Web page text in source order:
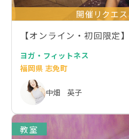
開催リクエ
【オンライン・初回限定
ヨガ・フィットネス
福岡県 志免町
中畑 英子
教室